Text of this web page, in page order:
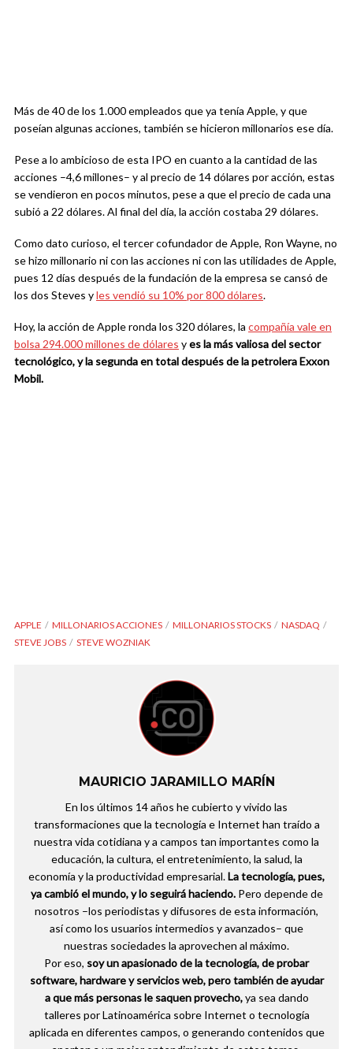
Más de 40 de los 1.000 empleados que ya tenía Apple, y que
poseían algunas acciones, también se hicieron millonarios ese día.
Pese a lo ambicioso de esta IPO en cuanto a la cantidad de las
acciones –4,6 millones– y al precio de 14 dólares por acción, estas
se vendieron en pocos minutos, pese a que el precio de cada una
subió a 22 dólares. Al final del día, la acción costaba 29 dólares.
Como dato curioso, el tercer cofundador de Apple, Ron Wayne, no
se hizo millonario ni con las acciones ni con las utilidades de Apple,
pues 12 días después de la fundación de la empresa se cansó de
los dos Steves yles vendió su 10% por 800 dólares.
Hoy, la acción de Apple ronda los 320 dólares, la compañía vale en
bolsa 294.000 millones de dólares yes la más valiosa del sector
tecnológico, y la segunda en total después de la petrolera Exxon
Mobil.
APPLE MILLONARIOS ACCIONES MILLONARIOS STOCKS
NASDAQ
STEVE JOBS
STEVE WOZNIAK
MAURICIO JARAMILLO MARÍN
En los últimos 14 años he cubierto y vivido las
transformaciones que la tecnología e Internet han traído a
nuestra vida cotidiana y a campos tan importantes como la
educación, la cultura, el entretenimiento, la salud, la
economía y la productividad empresarial.La tecnología, pues,
ya cambió el mundo, y lo seguirá haciendo.Pero depende de
nosotros –los periodistas y difusores de esta información,
así como los usuarios intermedios y avanzados– que
nuestras sociedades la aprovechen al máximo.
Por eso, soy un apasionado de la tecnología, de probar
software, hardware y servicios web, pero también de ayudar
a que más personas le saquen provecho,ya sea dando
talleres por Latinoamérica sobre Internet o tecnología
aplicada en diferentes campos, o generando contenidos que